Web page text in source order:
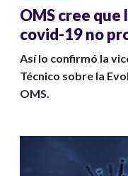
OMS cree
covid-19 no
Así lo confirmó la
Técnico sobre la
OMS.